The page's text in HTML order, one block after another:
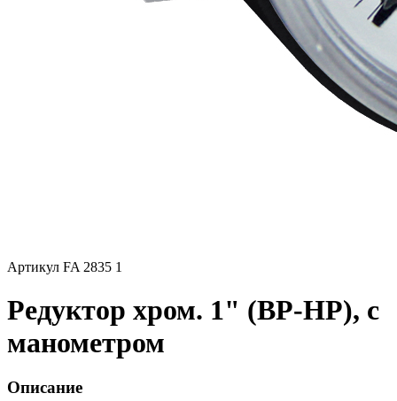
Артикул FA 2835 1
Редуктор хром. 1" (ВР-НР), с
манометром
Описание